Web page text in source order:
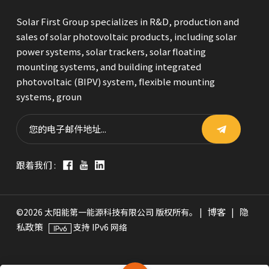
Solar First Group specializes in R&D, production and
sales of solar photovoltaic products, including solar
power systems, solar trackers, solar floating
mounting systems, and building integrated
photovoltaic (BIPV) system, flexible mounting
systems, groun
跟着我们 :
©2026 太阳能第一能源科技有限公司 版权所有。 | 博客
隐
私政策
支持 IPv6 网络